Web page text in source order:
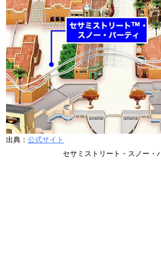
出典： 公式サイト
セサミストリート・スノー・